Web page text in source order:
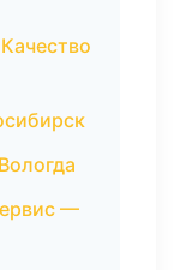
—